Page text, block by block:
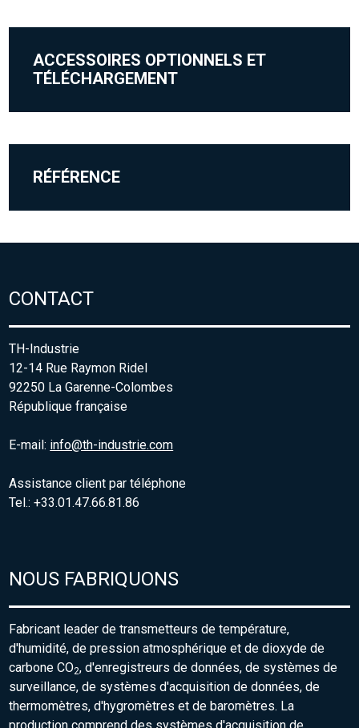
ACCESSOIRES OPTIONNELS ET
TÉLÉCHARGEMENT
RÉFÉRENCE
CONTACT
TH-Industrie
12-14 Rue Raymon Ridel
92250 La Garenne-Colombes
République française
E-mail: info@th-industrie.com
Assistance client par téléphone
Tel.: +33.01.47.66.81.86
NOUS FABRIQUONS
Fabricant leader de transmetteurs de température,
d'humidité, de pression atmosphérique et de dioxyde de
carbone CO2, d'enregistreurs de données, de systèmes de
surveillance, de systèmes d'acquisition de données, de
thermomètres, d'hygromètres et de baromètres. La